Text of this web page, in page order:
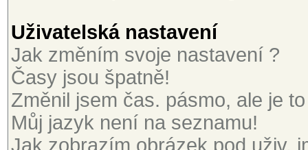
Uživatelská nastavení
Jak změním svoje nastavení ?
Časy jsou špatně!
Změnil jsem čas. pásmo, ale je
Můj jazyk není na seznamu!
Jak zobrazím obrázek pod uživ.